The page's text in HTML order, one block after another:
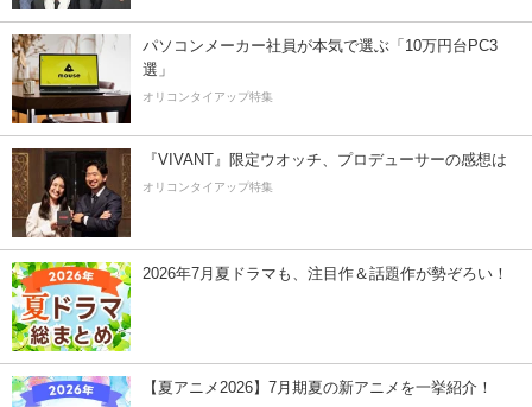
パソコンメーカー社員が本気で選ぶ「10万円台PC3
選」
オリコンタイアップ特集
『VIVANT』限定ウオッチ、プロデューサーの感想は
オリコンタイアップ特集
2026年7月夏ドラマも、注目作＆話題作が勢ぞろい！
【夏アニメ2026】7月期夏の新アニメを一挙紹介！